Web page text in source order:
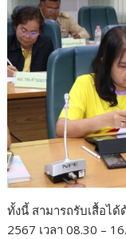
ทั้งนี้ สามารถรับเสื้อไ
2567 เวลา 08.30 –